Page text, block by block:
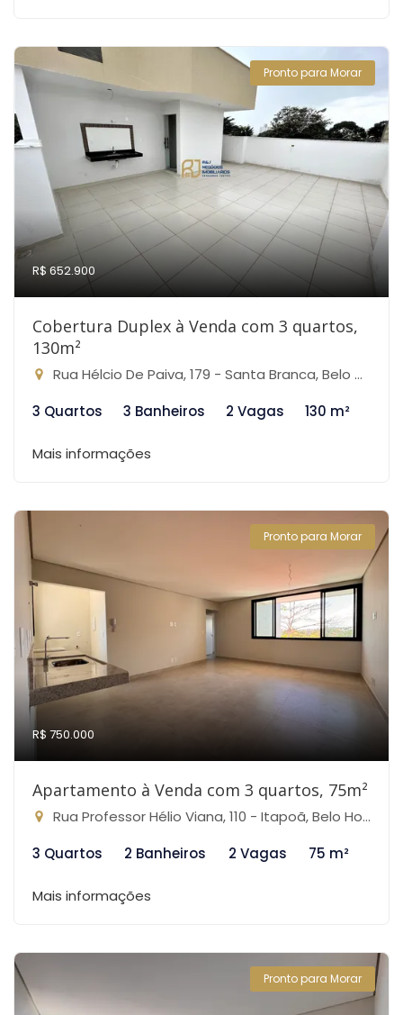
Pronto para Morar
R$ 652.900
Cobertura Duplex à Venda com 3 quartos,
130m²
Rua Hélcio De Paiva, 179 - Santa Branca, Belo Horizonte-MG
3 Quartos
3 Banheiros 2 Vagas 130 m²
Mais informações
Pronto para Morar
R$ 750.000
Apartamento à Venda com 3 quartos, 75m²
Rua Professor Hélio Viana, 110 - Itapoã, Belo Horizonte-MG
3 Quartos
2 Banheiros 2 Vagas 75 m²
Mais informações
Pronto para Morar